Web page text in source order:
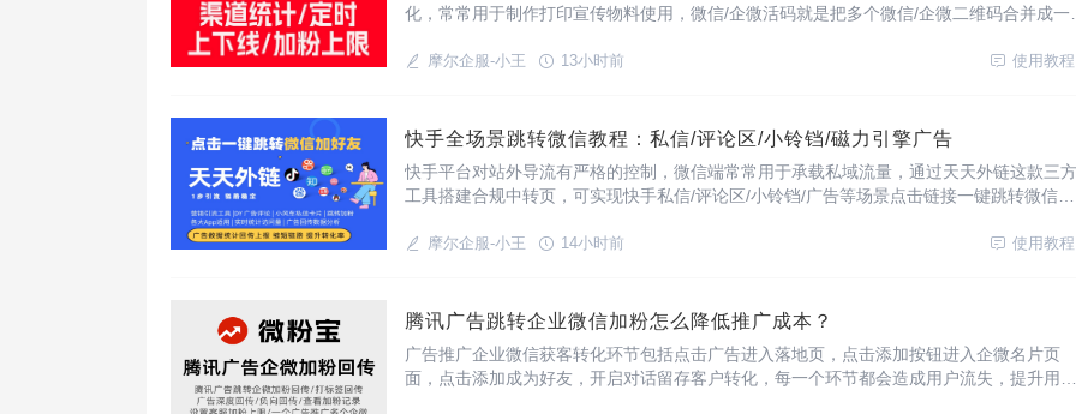
化，常常用于制作打印宣传物料使用，微信/企微活码就是把多个微信/企微二维码合并成一个
微信活码/企微活码核心原理与作用一、核心原理活码核
摩尔企服-小王 13小时前 使用教程
快手全场景跳转微信教程：私信/评论区/小铃铛/磁力引擎广告
快手平台对站外导流有严格的控制，微信端常常用于承载私域流量，通过天天外链这款三方
工具搭建合规中转页，可实现快手私信/评论区/小铃铛/广告等场景点击链接一键跳转微信
据，磁力引擎平台数据回传上报等。
摩尔企服-小王 14小时前 使用教程
腾讯广告跳转企业微信加粉怎么降低推广成本？
广告推广企业微信获客转化环节包括点击广告进入落地页，点击添加按钮进入企微名片页
面，点击添加成为好友，开启对话留存客户转化，每一个环节都会造成用户流失，提升用户